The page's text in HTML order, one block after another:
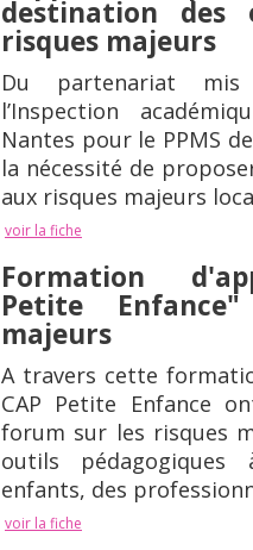
destination des
risques majeurs
Du partenariat
l’Inspection
Nantes pour le PPMS
la nécessité de
aux risques majeurs
voir la fiche
Formation
Petite
majeurs
A travers cette
CAP Petite Enfance
forum sur les risques
outils
enfants, des
voir la fiche